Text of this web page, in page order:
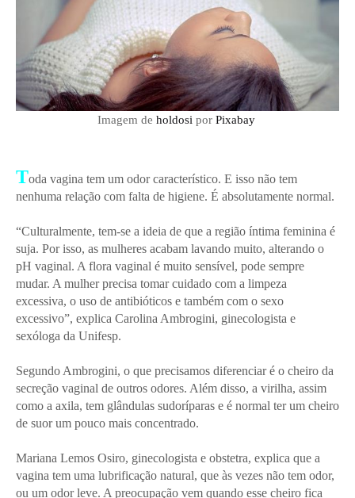
Imagem de holdosi por Pixabay
Toda vagina tem um odor característico. E isso não tem
nenhuma relação com falta de higiene. É absolutamente normal.
“Culturalmente, tem-se a ideia de que a região íntima feminina é
suja. Por isso, as mulheres acabam lavando muito, alterando o
pH vaginal. A flora vaginal é muito sensível, pode sempre
mudar. A mulher precisa tomar cuidado com a limpeza
excessiva, o uso de antibióticos e também com o sexo
excessivo”, explica Carolina Ambrogini, ginecologista e
sexóloga da Unifesp.
Segundo Ambrogini, o que precisamos diferenciar é o cheiro da
secreção vaginal de outros odores. Além disso, a virilha, assim
como a axila, tem glândulas sudoríparas e é normal ter um cheiro
de suor um pouco mais concentrado.
Mariana Lemos Osiro, ginecologista e obstetra, explica que a
vagina tem uma lubrificação natural, que às vezes não tem odor,
ou um odor leve. A preocupação vem quando esse cheiro fica